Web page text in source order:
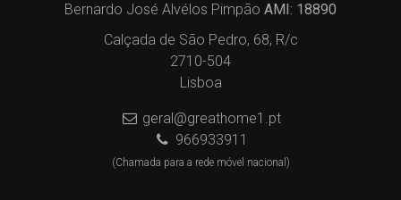
Bernardo José Alvélos Pimpão AMI: 18890
Calçada de São Pedro, 68, R/c
2710-504
Lisboa
geral@greathome1.pt
966933911
(Chamada para a rede móvel nacional)